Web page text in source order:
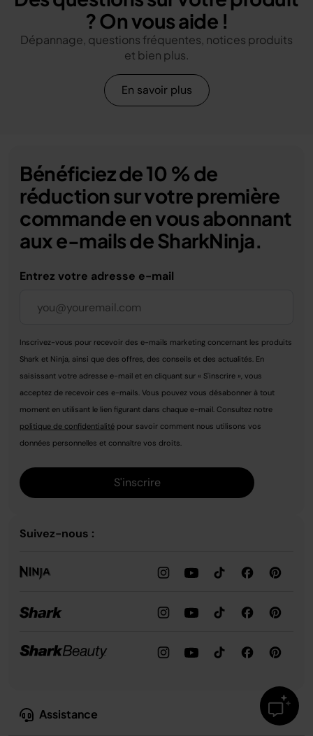
? On vous aide !
Dépannage, questions fréquentes, notices produits
et bien plus.
En savoir plus
Assistance
Bénéficiez de 10 % de
réduction sur votre première
commande en vous abonnant
aux e-mails de SharkNinja.
Entrez votre adresse e-mail
Inscrivez-vous pour recevoir des e-mails marketing concernant les produits
Shark et Ninja, ainsi que des offres, des conseils et des actualités. En
saisissant votre adresse e-mail et en cliquant sur « S'inscrire », vous
acceptez de recevoir ces e-mails. Vous pouvez vous désabonner à tout
moment en utilisant le lien figurant dans chaque e-mail. Consultez notre
politique de confidentialité pour savoir comment nous utilisons vos
données personnelles et connaître vos droits.
S'inscrire
Suivez-nous :